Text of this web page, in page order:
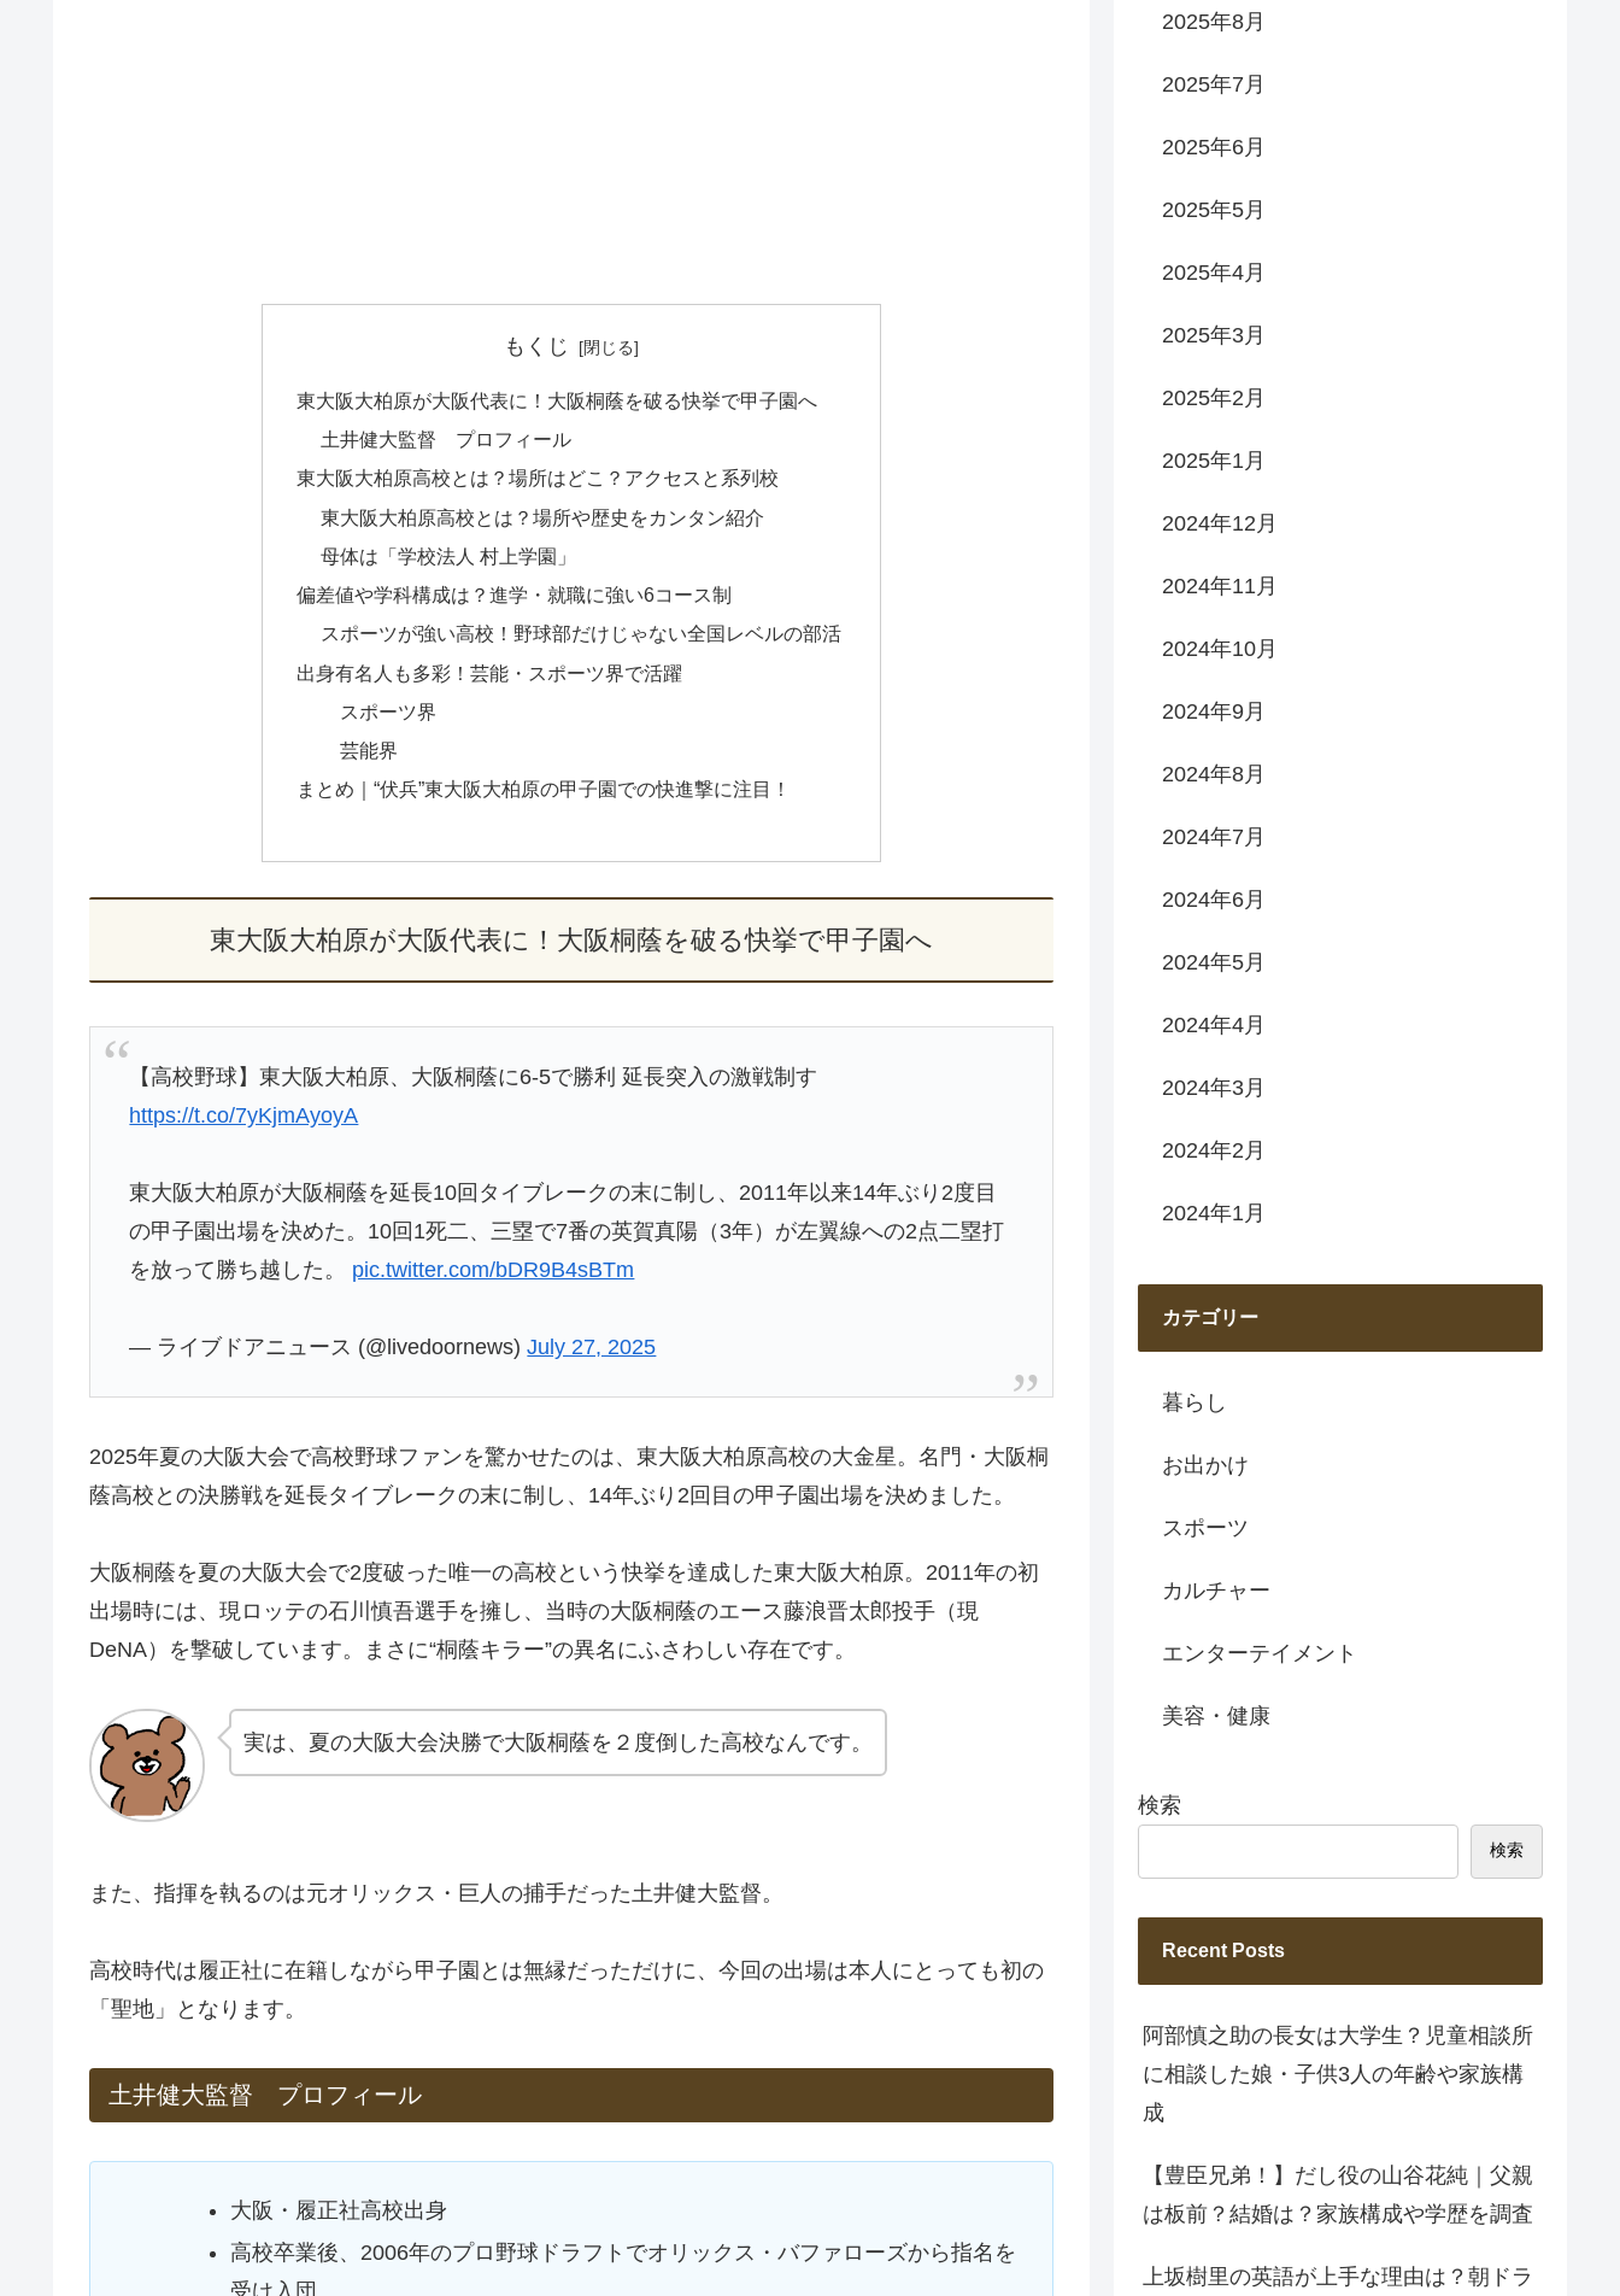
もくじ
東大阪大柏原が大阪代表に！大阪桐蔭を破る快挙で甲子園へ
土井健大監督 プロフィール
東大阪大柏原高校とは？場所はどこ？アクセスと系列校
東大阪大柏原高校とは？場所や歴史をカンタン紹介
母体は「学校法人 村上学園」
偏差値や学科構成は？進学・就職に強い6コース制
スポーツが強い高校！野球部だけじゃない全国レベルの部活
出身有名人も多彩！芸能・スポーツ界で活躍
スポーツ界
芸能界
まとめ｜“伏兵”東大阪大柏原の甲子園での快進撃に注目！
東大阪大柏原が大阪代表に！大阪桐蔭を破る快挙で甲子園へ
【高校野球】東大阪大柏原、大阪桐蔭に6-5で勝利 延長突入の激戦制す
https://t.co/7yKjmAyoyA
東大阪大柏原が大阪桐蔭を延長10回タイブレークの末に制し、2011年以来14年ぶり2度目
の甲子園出場を決めた。10回1死二、三塁で7番の英賀真陽（3年）が左翼線への2点二塁打
を放って勝ち越した。 pic.twitter.com/bDR9B4sBTm
— ライブドアニュース (@livedoornews)July 27, 2025
2025年夏の大阪大会で高校野球ファンを驚かせたのは、東大阪大柏原高校の大金星。名門・大阪桐
蔭高校との決勝戦を延長タイブレークの末に制し、14年ぶり2回目の甲子園出場を決めました。
大阪桐蔭を夏の大阪大会で2度破った唯一の高校という快挙を達成した東大阪大柏原。2011年の初
出場時には、現ロッテの石川慎吾選手を擁し、当時の大阪桐蔭のエース藤浪晋太郎投手（現
DeNA）を撃破しています。まさに“桐蔭キラー”の異名にふさわしい存在です。
実は、夏の大阪大会決勝で大阪桐蔭を２度倒した高校なんです。
また、指揮を執るのは元オリックス・巨人の捕手だった土井健大監督。
高校時代は履正社に在籍しながら甲子園とは無縁だっただけに、今回の出場は本人にとっても初の
「聖地」となります。
土井健大監督 プロフィール
大阪・履正社高校出身
高校卒業後、2006年のプロ野球ドラフトでオリックス・バファローズから指名を
2025年8月
2025年7月
2025年6月
2025年5月
2025年4月
2025年3月
2025年2月
2025年1月
2024年12月
2024年11月
2024年10月
2024年9月
2024年8月
2024年7月
2024年6月
2024年5月
2024年4月
2024年3月
2024年2月
2024年1月
カテゴリー
暮らし
お出かけ
スポーツ
カルチャー
エンターテイメント
美容・健康
検索
検索
Recent Posts
阿部慎之助の長女は大学生？児童相談所
に相談した娘・子供3人の年齢や家族構
成
【豊臣兄弟！】だし役の山谷花純｜父親
は板前？結婚は？家族構成や学歴を調査
上坂樹里の英語が上手な理由は？朝ドラ